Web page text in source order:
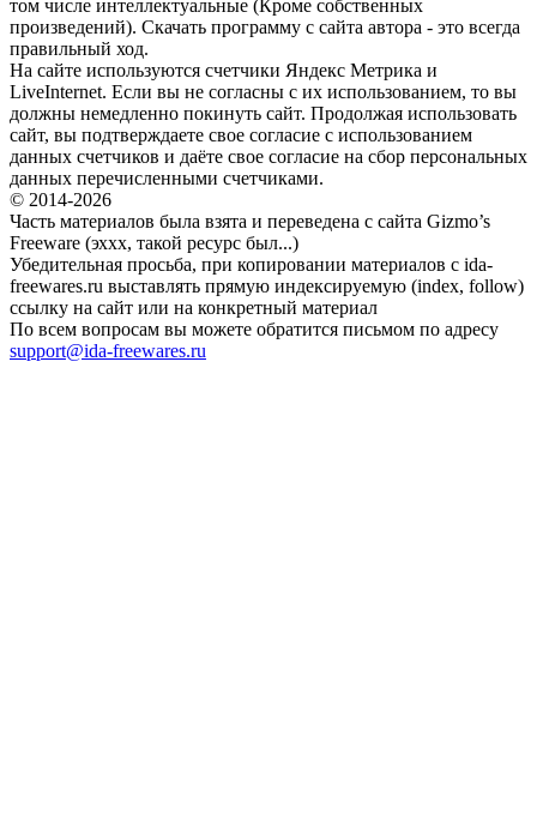
том числе интеллектуальные (Кроме собственных
произведений). Скачать программу с сайта автора - это всегда
правильный ход.
На сайте используются счетчики Яндекс Метрика и
LiveInternet. Если вы не согласны с их использованием, то вы
должны немедленно покинуть сайт. Продолжая использовать
сайт, вы подтверждаете свое согласие с использованием
данных счетчиков и даёте свое согласие на сбор персональных
данных перечисленными счетчиками.
© 2014-2026
Часть материалов была взята и переведена с сайта Gizmo’s
Freeware (эххх, такой ресурс был...)
Убедительная просьба, при копировании материалов с ida-
freewares.ru выставлять прямую индексируемую (index, follow)
ссылку на сайт или на конкретный материал
По всем вопросам вы можете обратится письмом по адресу
support@ida-freewares.ru